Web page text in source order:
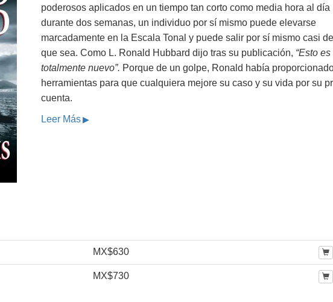
Conoce a un Scientologist
Dentro de una Iglesia
Los Principios Básicos de Scientology
Una Introducción a Dianética
Amor y Odio: ¿Qué es Grandeza?
Base en Tierra de Flag
Freewinds
Llevando Scientology al Mundo
David Miscavige - Líder Eclesiástico de
Scientology
poderosos aplicados en un tiempo tan corto como media hora al día
durante dos semanas, un individuo por sí mismo puede elevarse
marcadamente en la Escala Tonal y puede salir por sí mismo casi
que sea. Como L. Ronald Hubbard dijo tras su publicación, “Esto
totalmente nuevo”. Porque de un golpe, Ronald había
herramientas para que cualquiera mejore su caso y su vida por su
cuenta.
Leer Más
MX$630
MX$730